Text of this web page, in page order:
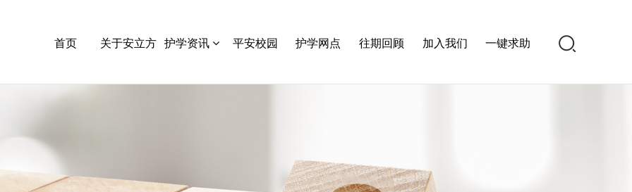
首页 关于安立方 护学资讯 平安校园 护学网点 往期回顾 加入我们 一键求助